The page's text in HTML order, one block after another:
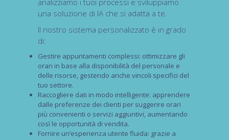
una soluzione di IA che si adatta a te.
Il nostro sistema personalizzato è in grado
di:
Gestire appuntamenti complessi: ottimizzare gli
orari in base alla disponibilità del personale e
delle risorse, gestendo anche vincoli specifici del
tuo settore.
Raccogliere dati in modo intelligente: apprendere
dalle preferenze dei clienti per suggerire orari
più convenienti o servizi aggiuntivi, aumentando
così le opportunità di vendita.
Fornire un’esperienza utente fluida: grazie a